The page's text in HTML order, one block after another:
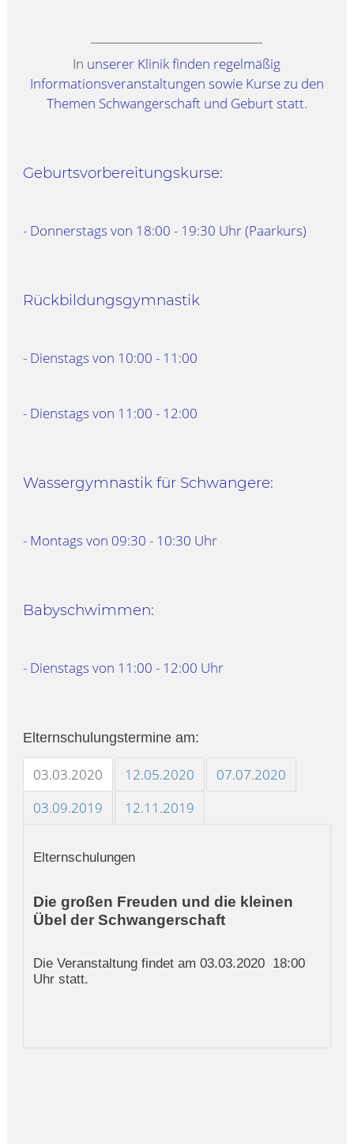
In unserer Klinik finden regelmäßig
Informationsveranstaltungen sowie Kurse zu den
Themen Schwangerschaft und Geburt statt.
Geburtsvorbereitungskurse:
- Donnerstags von 18:00 - 19:30 Uhr (Paarkurs)
Rückbildungsgymnastik
- Dienstags von 10:00 - 11:00
- Dienstags von 11:00 - 12:00
Wassergymnastik für Schwangere:
- Montags von 09:30 - 10:30 Uhr
Babyschwimmen:
- Dienstags von 11:00 - 12:00 Uhr
Elternschulungstermine am:
03.03.2020 12.05.2020
07.07.2020
03.09.2019
12.11.2019
Elternschulungen
Die großen Freuden und die kleinen
Übel der Schwangerschaft
Die Veranstaltung findet am 03.03.2020 18:00
Uhr statt.